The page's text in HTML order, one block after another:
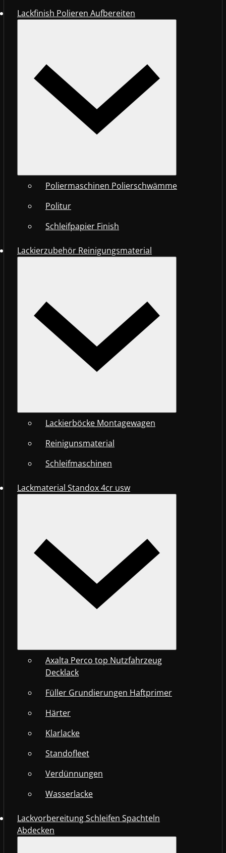
Lackfinish Polieren Aufbereiten
Poliermaschinen Polierschwämme
Politur
Schleifpapier Finish
Lackierzubehör Reinigungsmaterial
Lackierböcke Montagewagen
Reinigunsmaterial
Schleifmaschinen
Lackmaterial Standox 4cr usw
Axalta Perco top Nutzfahrzeug
Decklack
Füller Grundierungen Haftprimer
Härter
Klarlacke
Standofleet
Verdünnungen
Wasserlacke
Lackvorbereitung Schleifen Spachteln
Abdecken